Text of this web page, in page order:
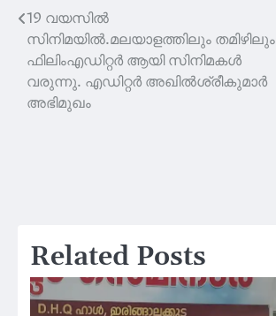
Post
navigation
19 വയസിൽ
സിനിമയിൽ.മലയാളത്തിലും തമിഴിലും
ഫിലിംഎഡിറ്റർ ആയി സിനിമകൾ
വരുന്നു. എഡിറ്റർ അഖിൽശ്രീകുമാർ
അഭിമുഖം
Related Posts